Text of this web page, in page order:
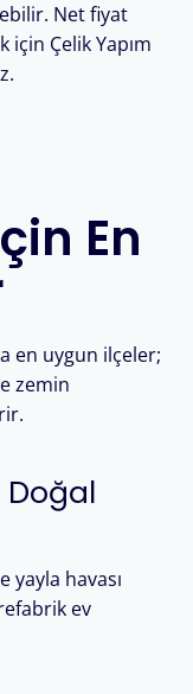
Net fiyat
Çelik Yapım
En
en uygun ilçeler;
zemin
Doğal
yayla havası
ev